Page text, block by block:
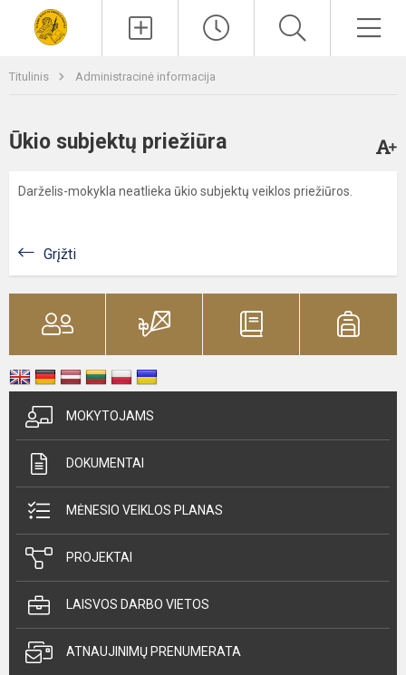
Titulinis Administracinė informacija
Ūkio subjektų priežiūra
Darželis-mokykla neatlieka ūkio subjektų veiklos priežiūros.
Grįžti
MOKYTOJAMS
DOKUMENTAI
MĖNESIO VEIKLOS PLANAS
PROJEKTAI
LAISVOS DARBO VIETOS
ATNAUJINIMŲ PRENUMERATA